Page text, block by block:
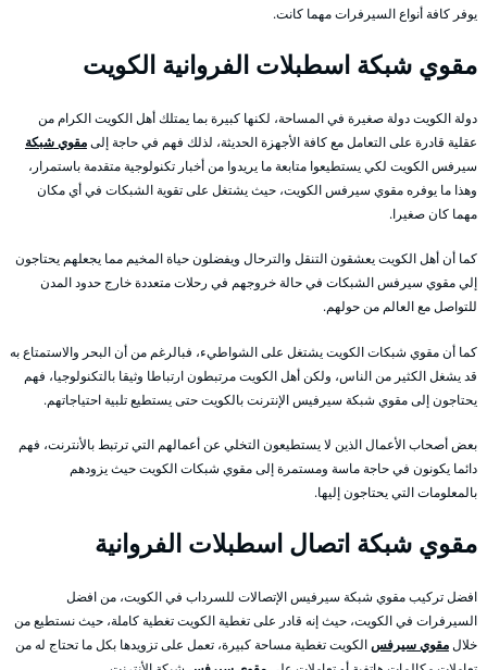
يوفر كافة أنواع السيرفرات مهما كانت.
مقوي شبكة اسطبلات الفروانية الكويت
دولة الكويت دولة صغيرة في المساحة، لكنها كبيرة بما يمتلك أهل الكويت الكرام من
عقلية قادرة على التعامل مع كافة الأجهزة الحديثة، لذلك فهم في حاجة إلىمقوي شبكة
سيرفس الكويت لكي يستطيعوا متابعة ما يريدوا من أخبار تكنولوجية متقدمة باستمرار،
وهذا ما يوفره مقوي سيرفس الكويت، حيث يشتغل على تقوية الشبكات في أي مكان
مهما كان صغيرا.
كما أن أهل الكويت يعشقون التنقل والترحال ويفضلون حياة المخيم مما يجعلهم يحتاجون
إلي مقوي سيرفس الشبكات في حالة خروجهم في رحلات متعددة خارج حدود المدن
للتواصل مع العالم من حولهم.
كما أن مقوي شبكات الكويت يشتغل على الشواطيء، فبالرغم من أن البحر والاستمتاع به
قد يشغل الكثير من الناس، ولكن أهل الكويت مرتبطون ارتباطا وثيقا بالتكنولوجيا، فهم
يحتاجون إلى مقوي شبكة سيرفيس الإنترنت بالكويت حتى يستطيع تلبية احتياجاتهم.
بعض أصحاب الأعمال الذين لا يستطيعون التخلي عن أعمالهم التي ترتبط بالأنترنت، فهم
دائما يكونون في حاجة ماسة ومستمرة إلى مقوي شبكات الكويت حيث يزودهم
بالمعلومات التي يحتاجون إليها.
مقوي شبكة اتصال اسطبلات الفروانية
افضل تركيب مقوي شبكة سيرفيس الإتصالات للسرداب في الكويت، من افضل
السيرفرات في الكويت، حيث إنه قادر على تغطية الكويت تغطية كاملة، حيث نستطيع من
خلالمقوي سيرفسالكويت تغطية مساحة كبيرة، تعمل على تزويدها بكل ما تحتاج له من